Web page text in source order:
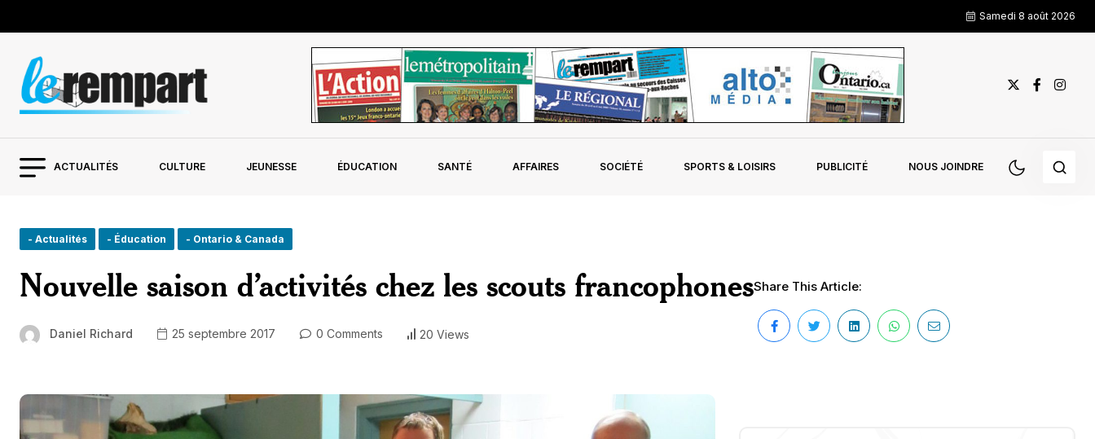
Samedi 8 août 2026
ACTUALITÉS CULTURE JEUNESSE ÉDUCATION SANTÉ AFFAIRES SOCIÉTÉ SPORTS & LOISIRS PUBLICITÉ NOUS JOINDRE
- Actualités - Éducation - Ontario & Canada
Nouvelle saison d’activités chez les scouts francophones
Daniel Richard 25 septembre 2017 0 Comments 20 Views
Share This Article: